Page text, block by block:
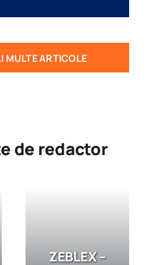
MULTE ARTICOLE
de redactor
ZEBLEX –